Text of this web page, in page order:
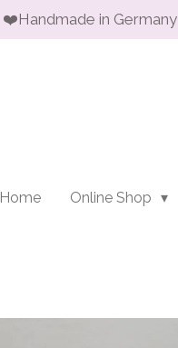
❤️Handmade in Germany
Home Online Shop